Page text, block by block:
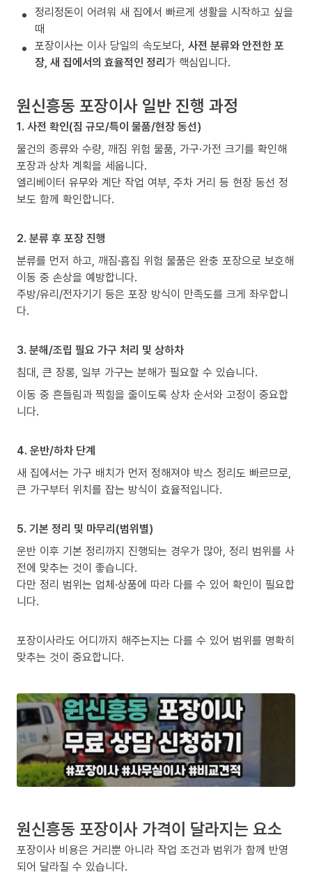
정리정돈이 어려워 새 집에서 빠르게 생활을 시작하고 싶을
때
포장이사는 이사 당일의 속도보다, 사전 분류와 안전한 포
장, 새 집에서의 효율적인 정리가 핵심입니다.
원신흥동 포장이사 일반 진행 과정
1. 사전 확인(짐 규모/특이 물품/현장 동선)
물건의 종류와 수량, 깨짐 위험 물품, 가구·가전 크기를 확인해
포장과 상차 계획을 세웁니다.
엘리베이터 유무와 계단 작업 여부, 주차 거리 등 현장 동선 정
보도 함께 확인합니다.
2. 분류 후 포장 진행
분류를 먼저 하고, 깨짐·흠집 위험 물품은 완충 포장으로 보호해
이동 중 손상을 예방합니다.
주방/유리/전자기기 등은 포장 방식이 만족도를 크게 좌우합니
다.
3. 분해/조립 필요 가구 처리 및 상하차
침대, 큰 장롱, 일부 가구는 분해가 필요할 수 있습니다.
이동 중 흔들림과 찍힘을 줄이도록 상차 순서와 고정이 중요합
니다.
4. 운반/하차 단계
새 집에서는 가구 배치가 먼저 정해져야 박스 정리도 빠르므로,
큰 가구부터 위치를 잡는 방식이 효율적입니다.
5. 기본 정리 및 마무리(범위별)
운반 이후 기본 정리까지 진행되는 경우가 많아, 정리 범위를 사
전에 맞추는 것이 좋습니다.
다만 정리 범위는 업체·상품에 따라 다를 수 있어 확인이 필요합
니다.
포장이사라도 어디까지 해주는지는 다를 수 있어 범위를 명확히
맞추는 것이 중요합니다.
원신흥동 포장이사 가격이 달라지는 요소
포장이사 비용은 거리뿐 아니라 작업 조건과 범위가 함께 반영
되어 달라질 수 있습니다.